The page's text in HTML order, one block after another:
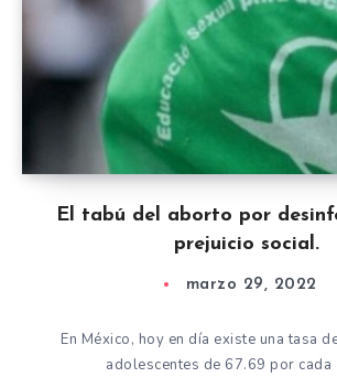
El tabú del aborto por
prejuicio social.
marzo 29, 2022
En México, hoy en día existe una tasa
adolescentes de 67.69 por cada